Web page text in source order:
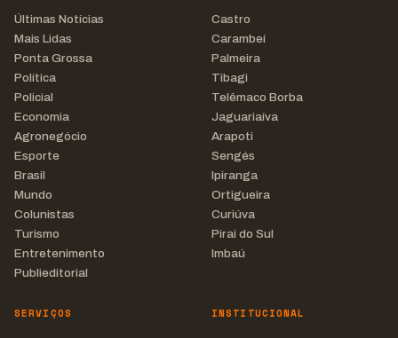
Últimas Notícias
Mais Lidas
Ponta Grossa
Política
Policial
Economia
Agronegócio
Esporte
Brasil
Mundo
Colunistas
Turismo
Entretenimento
Publieditorial
Castro
Carambeí
Palmeira
Tibagi
Telêmaco Borba
Jaguariaíva
Arapoti
Sengés
Ipiranga
Ortigueira
Curiúva
Piraí do Sul
Imbaú
SERVIÇOS INSTITUCIONAL